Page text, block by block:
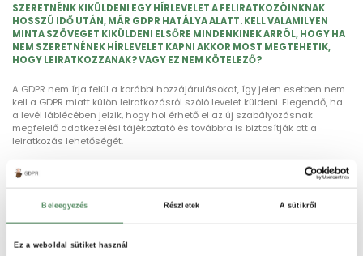
Beleegyezés Részletek A sütikről
Ez a weboldal sütiket használ
SZERETNÉNK KIKÜLDENI EGY HÍRLEVELET A FELIRATKOZÓINKNAK
HOSSZÚ IDŐ UTÁN, MÁR GDPR HATÁLYA ALATT. KELL VALAMILYEN
MINTA SZÖVEGET KIKÜLDENI ELSŐRE MINDENKINEK ARRÓL, HOGY HA
NEM SZERETNÉNEK HÍRLEVELET KAPNI AKKOR MOST MEGTEHETIK,
HOGY LEIRATKOZZANAK? VAGY EZ NEM KÖTELEZŐ?
A GDPR nem írja felül a korábbi hozzájárulásokat, így jelen esetben nem
kell a GDPR miatt külön leiratkozásról szóló levelet küldeni. Elegendő, ha
a levél láblécében jelzik, hogy hol érhető el az új szabályozásnak
megfelelő adatkezelési tájékoztató és továbbra is biztosítják ott a
leiratkozás lehetőségét.